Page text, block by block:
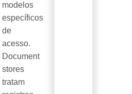
modelos
específicos
de
acesso.
Document
stores
tratam